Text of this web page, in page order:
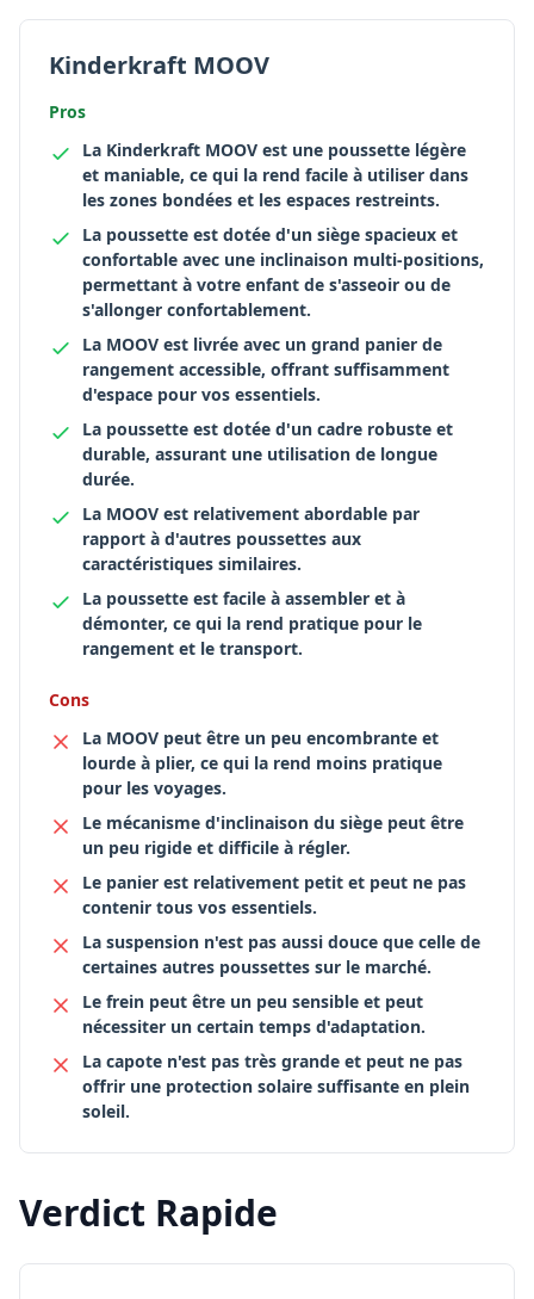
Kinderkraft MOOV
Pros
La Kinderkraft MOOV est une poussette légère
et maniable, ce qui la rend facile à utiliser dans
les zones bondées et les espaces restreints.
La poussette est dotée d'un siège spacieux et
confortable avec une inclinaison multi-positions,
permettant à votre enfant de s'asseoir ou de
s'allonger confortablement.
La MOOV est livrée avec un grand panier de
rangement accessible, offrant suffisamment
d'espace pour vos essentiels.
La poussette est dotée d'un cadre robuste et
durable, assurant une utilisation de longue
durée.
La MOOV est relativement abordable par
rapport à d'autres poussettes aux
caractéristiques similaires.
La poussette est facile à assembler et à
démonter, ce qui la rend pratique pour le
rangement et le transport.
Cons
La MOOV peut être un peu encombrante et
lourde à plier, ce qui la rend moins pratique
pour les voyages.
Le mécanisme d'inclinaison du siège peut être
un peu rigide et difficile à régler.
Le panier est relativement petit et peut ne pas
contenir tous vos essentiels.
La suspension n'est pas aussi douce que celle de
certaines autres poussettes sur le marché.
Le frein peut être un peu sensible et peut
nécessiter un certain temps d'adaptation.
La capote n'est pas très grande et peut ne pas
offrir une protection solaire suffisante en plein
soleil.
Verdict Rapide